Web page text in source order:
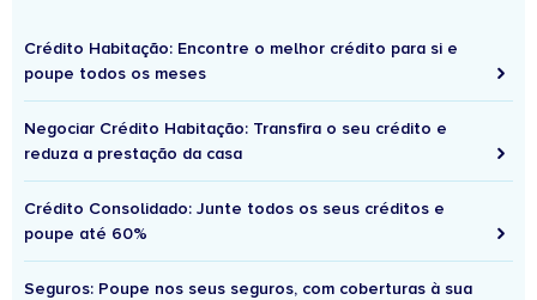
Crédito Habitação: Encontre o melhor crédito para si e
poupe todos os meses
Negociar Crédito Habitação: Transfira o seu crédito e
reduza a prestação da casa
Crédito Consolidado: Junte todos os seus créditos e
poupe até 60%
Seguros: Poupe nos seus seguros, com coberturas à sua